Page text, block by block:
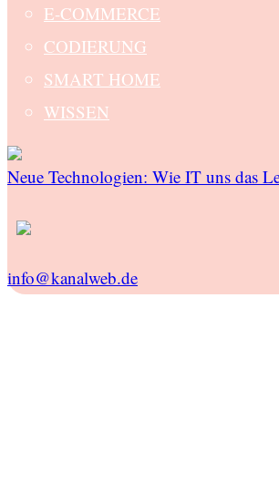
E-COMMERCE
CODIERUNG
SMART HOME
WISSEN
Neue Technologien: Wie IT uns das
info@kanalweb.de